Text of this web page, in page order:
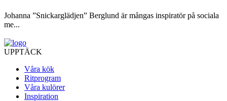
Johanna ”Snickarglädjen” Berglund är mångas inspiratör på sociala
me...
UPPTÄCK
Våra kök
Ritprogram
Våra kulörer
Inspiration